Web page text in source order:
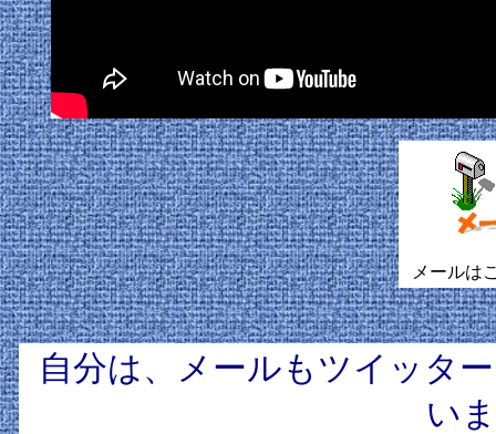
メールは
自分は、メールもツイッタ
い